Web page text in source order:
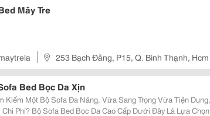
Mây Tre
253 Bạch Đằng, P15, Q. Bình Thạnh, Hcm
Bed Bọc Da Xịn
Kiếm Một Bộ Sofa Đa Năng, Vừa Sang Trọng Vừa Tiện Dụng,
Chi Phí? Bộ Sofa Bed Bọc Da Cao Cấp Dưới Đây Là Lựa Chọn